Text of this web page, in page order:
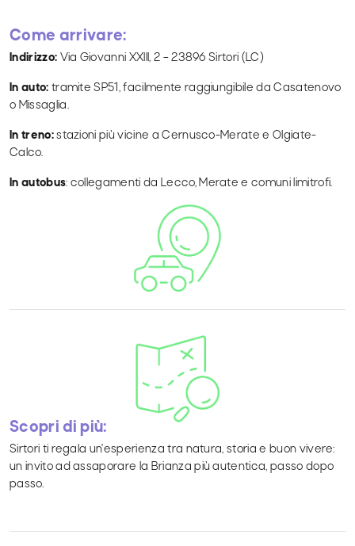
Come arrivare:
Indirizzo: Via Giovanni XXIII, 2 – 23896 Sirtori (LC)
In auto: tramite SP51, facilmente raggiungibile da Casatenovo
o Missaglia.
In treno:stazioni più vicine a Cernusco-Merate e Olgiate-
Calco.
In autobus: collegamenti da Lecco, Merate e comuni limitrofi.
Scopri di più:
Sirtori ti regala un'esperienza tra natura, storia e buon vivere:
un invito ad assaporare la Brianza più autentica, passo dopo
passo.